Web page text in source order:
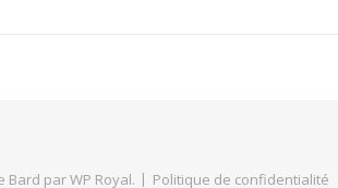
Bard parWP Royal. Politique de confidentialité